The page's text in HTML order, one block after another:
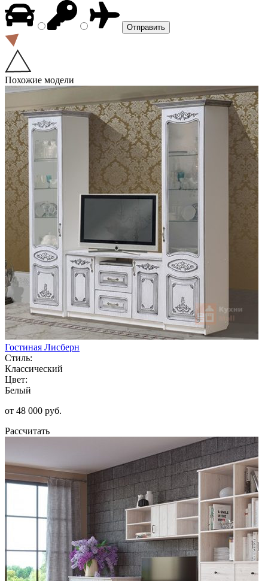
Похожие модели
Гостиная Лисберн
Стиль:
Классический
Цвет:
Белый
от 48 000 руб.
Рассчитать